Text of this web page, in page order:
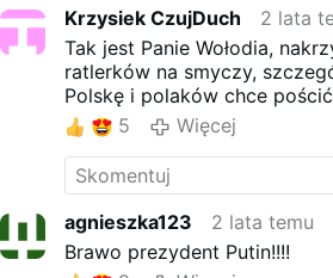
Krzysiek CzujDuch
2 lata
Tak jest Panie Wołodia,
ratlerków na smyczy,
Polskę i polaków chce
5
Więcej
agnieszka123
2 lata temu
Brawo prezydent Putin!!!!